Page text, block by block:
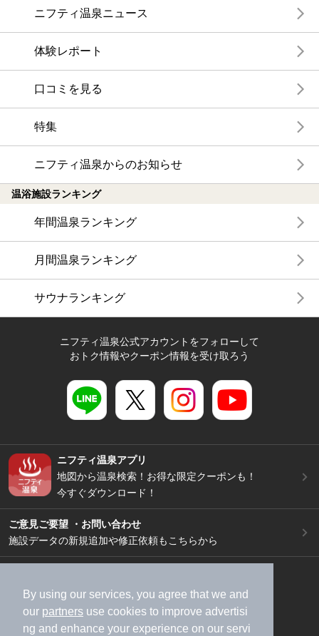
By using our services, you agree that we and
our partners use cookies to improve advertisi
ng and enhance your experience on our servi
ニフティ温泉ニュース
体験レポート
口コミを見る
特集
ニフティ温泉からのお知らせ
温浴施設ランキング
年間温泉ランキング
月間温泉ランキング
サウナランキング
ニフティ温泉公式アカウントをフォローして
おトク情報やクーポン情報を受け取ろう
ニフティ温泉アプリ
地図から温泉検索！お得な限定クーポンも！
今すぐダウンロード！
ご意見ご要望 ・お問い合わせ
施設データの新規追加や修正依頼もこちらから
加盟店募集（資料請求）
広告出稿のご案内
利用規約
ライフスタイルMEMBERS+規約
特定商取引法に基づく表記
ヘルプ 採用情報